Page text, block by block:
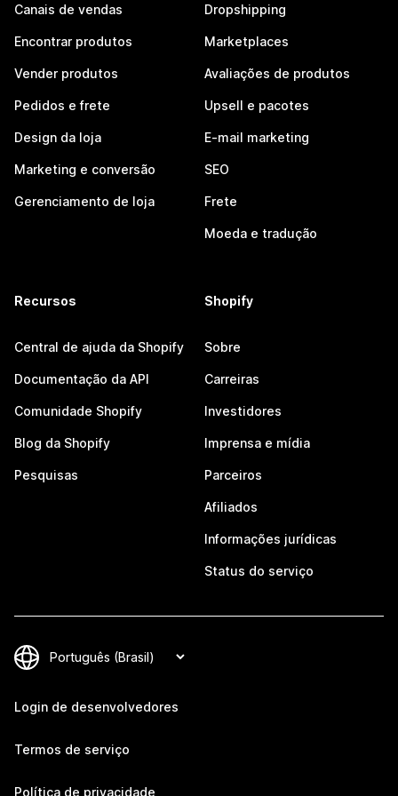
Canais de vendas
Encontrar produtos
Vender produtos
Pedidos e frete
Design da loja
Marketing e conversão
Gerenciamento de loja
Dropshipping
Marketplaces
Avaliações de produtos
Upsell e pacotes
E-mail marketing
SEO
Frete
Moeda e tradução
Recursos
Central de ajuda da Shopify
Documentação da API
Comunidade Shopify
Blog da Shopify
Pesquisas
Shopify
Sobre
Carreiras
Investidores
Imprensa e mídia
Parceiros
Afiliados
Informações jurídicas
Status do serviço
Login de desenvolvedores
Termos de serviço
Política de privacidade